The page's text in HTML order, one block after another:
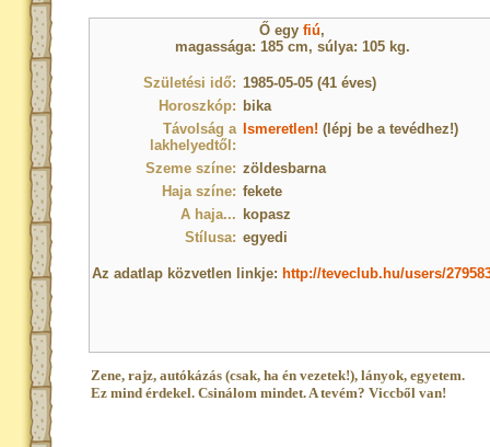
Ő egyfiú,
magassága: 185 cm, súlya: 105 kg.
Születési idő: 1985-05-05 (41 éves)
Horoszkóp: bika
Távolság a
lakhelyedtől:
Ismeretlen! (lépj be a tevédhez!)
Szeme színe: zöldesbarna
Haja színe: fekete
A haja... kopasz
Stílusa: egyedi
Az adatlap közvetlen linkje: http://teveclub.hu/users/
Zene, rajz, autókázás (csak, ha én vezetek!), lányok, egyetem.
Ez mind érdekel. Csinálom mindet. A tevém? Viccből van!